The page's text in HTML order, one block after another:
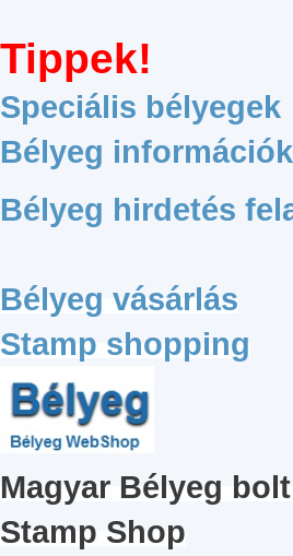
Tippek!
Speciális bélyegek
Bélyeg információk
Bélyeg hirdetés
Bélyeg vásárlás
Stamp shopping
Magyar Bélyeg bolt
Stamp Shop